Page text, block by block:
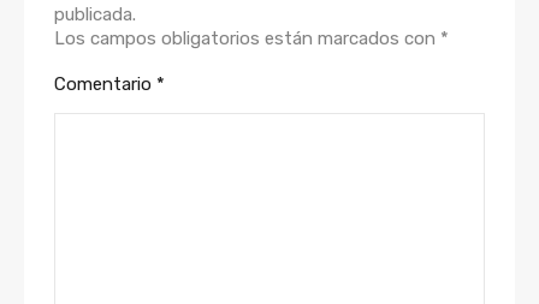
publicada.
Los campos obligatorios están marcados con *
Comentario *